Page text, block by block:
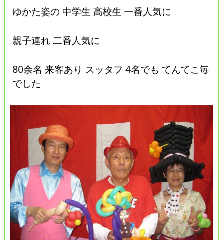
ゆかた姿の 中学生 高校生 一番人気に
親子連れ 二番人気に
80余名 来客あり スッタフ 4名でも てんてこ毎
でした